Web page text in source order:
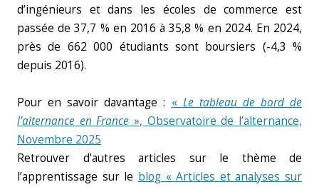
d’ingénieurs et dans les écoles de commerce est
passée de 37,7 % en 2016 à 35,8 % en 2024. En 2024,
près de 662 000 étudiants sont boursiers (-4,3 %
depuis 2016).
Pour en savoir davantage : « Le tableau de bord de
l’alternance en France », Observatoire de l’alternance,
Novembre 2025
Retrouver d’autres articles sur le thème de
l’apprentissage sur le blog « Articles et analyses sur